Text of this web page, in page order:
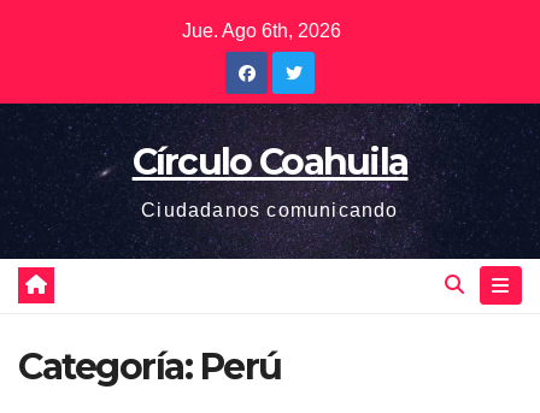
Jue. Ago 6th, 2026
Círculo Coahuila
Ciudadanos comunicando
Categoría: Perú